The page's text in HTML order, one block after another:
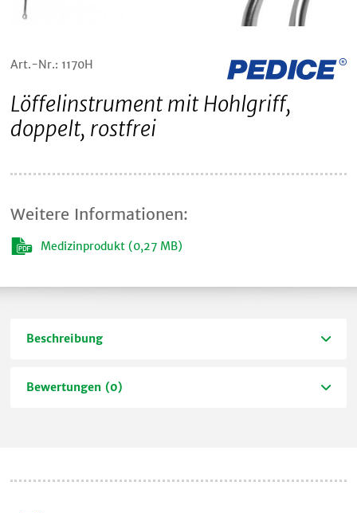
Art.-Nr.: 1170H
Löffelinstrument mit Hohlgriff,
doppelt, rostfrei
Weitere Informationen:
Medizinprodukt (0,27 MB)
Beschreibung
Bewertungen (0)